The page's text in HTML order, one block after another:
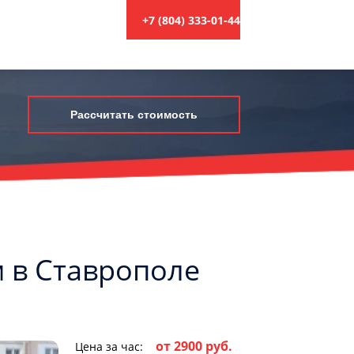
+7 (804) 333-01-44
Рассчитать стоимость
в Ставрополе
Цена за час: от 2900 руб.